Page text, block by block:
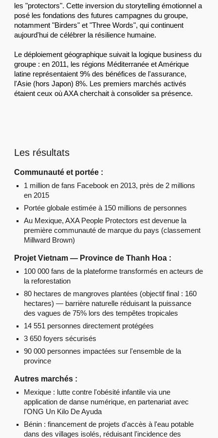
les "protectors". Cette inversion du storytelling émotionnel a
posé les fondations des futures campagnes du groupe,
notamment "Birders" et "Three Words", qui continuent
aujourd'hui de célébrer la résilience humaine.
Le déploiement géographique suivait la logique business du
groupe : en 2011, les régions Méditerranée et Amérique
latine représentaient 9% des bénéfices de l'assurance,
l'Asie (hors Japon) 8%. Les premiers marchés activés
étaient ceux où AXA cherchait à consolider sa présence.
Les résultats
Communauté et portée :
1 million de fans Facebook en 2013, près de 2 millions
en 2015
Portée globale estimée à 150 millions de personnes
Au Mexique, AXA People Protectors est devenue la
première communauté de marque du pays (classement
Millward Brown)
Projet Vietnam — Province de Thanh Hoa :
100 000 fans de la plateforme transformés en acteurs de
la reforestation
80 hectares de mangroves plantées (objectif final : 160
hectares) — barrière naturelle réduisant la puissance
des vagues de 75% lors des tempêtes tropicales
14 551 personnes directement protégées
3 650 foyers sécurisés
90 000 personnes impactées sur l'ensemble de la
province
Autres marchés :
Mexique : lutte contre l'obésité infantile via une
application de danse numérique, en partenariat avec
l'ONG Un Kilo De Ayuda
Bénin : financement de projets d'accès à l'eau potable
dans des villages isolés, réduisant l'incidence des